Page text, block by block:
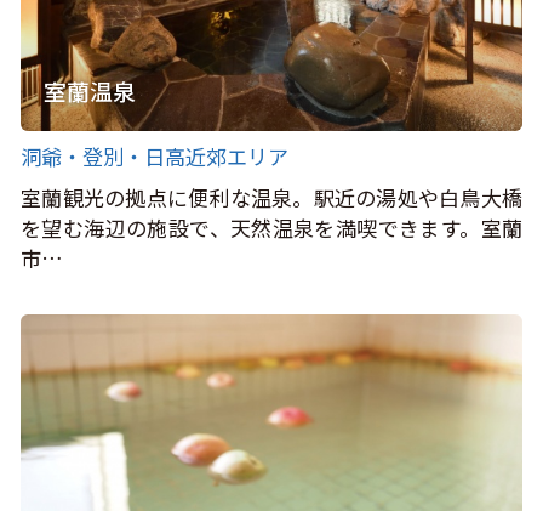
室蘭温泉
洞爺・登別・日高近郊エリア
室蘭観光の拠点に便利な温泉。駅近の湯処や白鳥大橋
を望む海辺の施設で、天然温泉を満喫できます。室蘭
市…